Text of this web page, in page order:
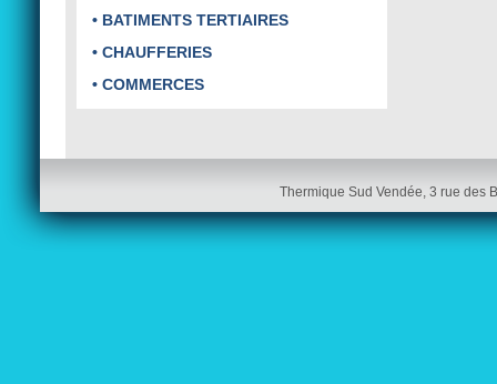
• BATIMENTS TERTIAIRES
• CHAUFFERIES
• COMMERCES
Thermique Sud Vendée, 3 rue des